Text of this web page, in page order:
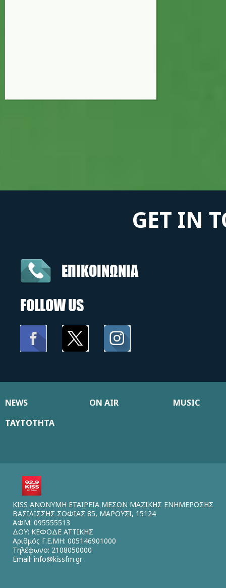
GET IN
ΕΠΙΚΟΙΝΩΝΙΑ
FOLLOW US
NEWS ON AIR
MUSIC
ΤΑΥΤΟΤΗΤΑ
KISS ΑΝΩΝΥΜΗ ΕΤΑΙΡΕΙΑ ΜΕΣΩΝ ΜΑΖΙΚΗΣ ΕΝΗΜΕΡΩΣΗΣ
ΒΑΣΙΛΙΣΣΗΣ ΣΟΦΙΑΣ 85, ΜΑΡΟΥΣΙ, 15124
ΑΦΜ: 095555513
ΔΟΥ: ΚΕΦΟΔΕ ΑΤΤΙΚΗΣ
Αριθμός Γ.Ε.ΜΗ: 005146901000
Τηλέφωνο: 2108050000
Email: info@kissfm.gr